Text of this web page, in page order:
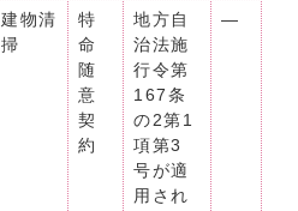
建物清
掃
特
命
随
意
契
約
地方自
治法施
行令第
167条
の2第1
項第3
号が適
用され
―